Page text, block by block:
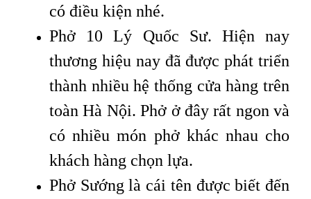
có điều kiện nhé.
Phở 10 Lý Quốc Sư. Hiện nay
thương hiệu nay đã được phát triển
thành nhiều hệ thống cửa hàng trên
toàn Hà Nội. Phở ở đây rất ngon và
có nhiều món phở khác nhau cho
khách hàng chọn lựa.
Phở Sướng là cái tên được biết đến